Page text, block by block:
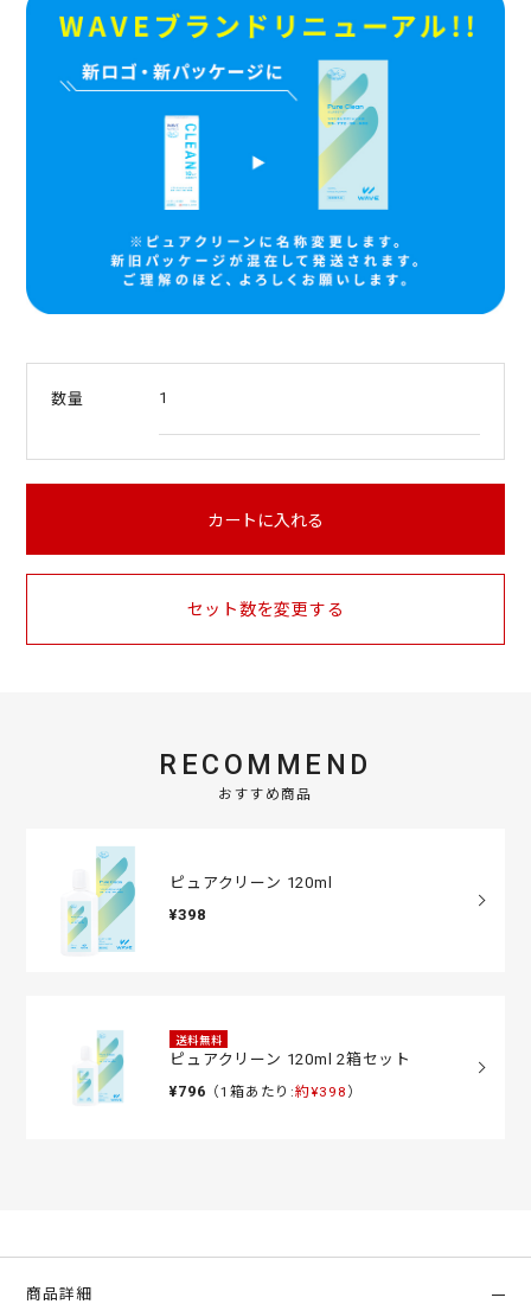
r
a
i
n
数量 1
カートに入れる
セット数を変更する
RECOMMEND
おすすめ商品
ピュアクリーン 120ml
¥398
送料無料
ピュアクリーン 120ml 2箱セット
¥796 （1箱あたり:約¥398 ）
商品詳細